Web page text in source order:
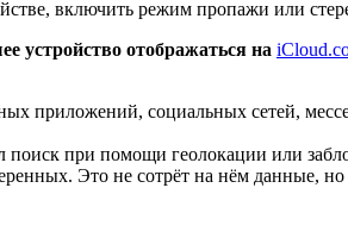
включить режим пропажи или
устройство отображаться на
приложений, социальных сетей,
поиск при помощи геолокации или
Это не сотрёт на нём данные,